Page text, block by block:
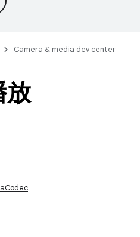
Camera & media dev center
放